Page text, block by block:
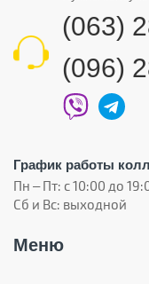
(063)
(096)
График работы
Пн – Пт: с 10:00 до
Сб и Вс: выходной
Меню